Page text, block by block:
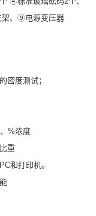
、⑨电源变压器
密度测试；
、%浓度
重
和打印机。